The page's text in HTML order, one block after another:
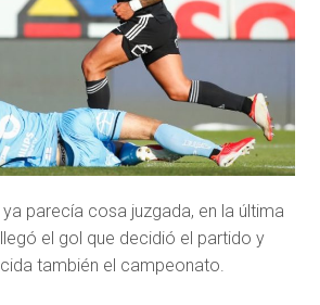
parecía cosa juzgada, en la última
el gol que decidió el partido y
también el campeonato.